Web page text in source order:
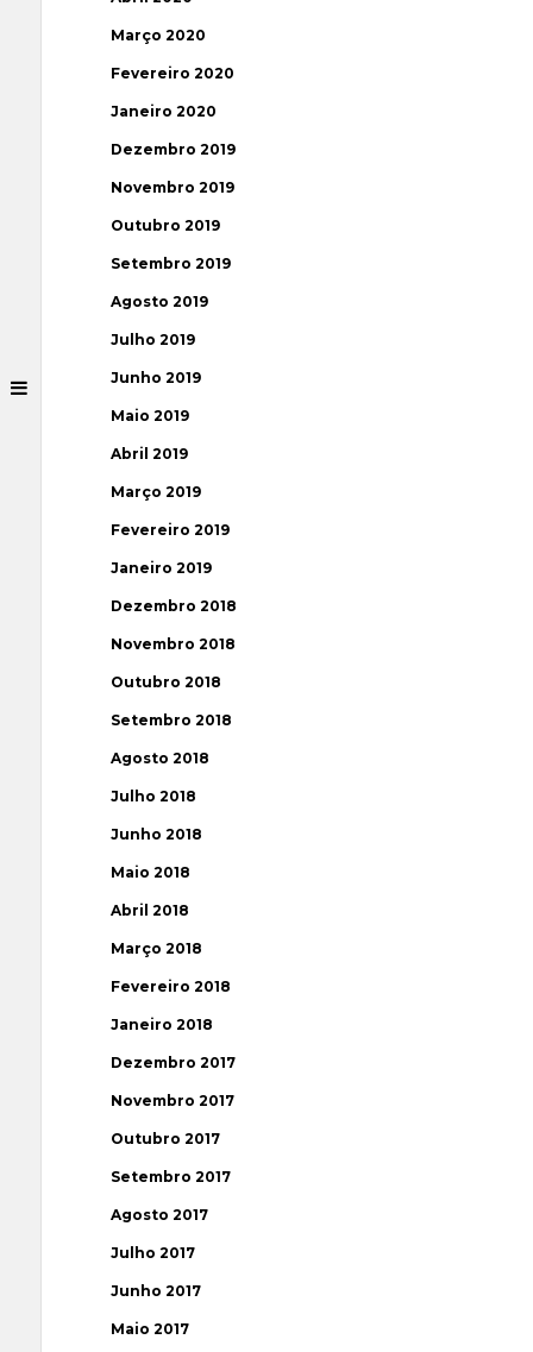
Março 2020
Fevereiro 2020
Janeiro 2020
Dezembro 2019
Novembro 2019
Outubro 2019
Setembro 2019
Agosto 2019
Julho 2019
Junho 2019
Maio 2019
Abril 2019
Março 2019
Fevereiro 2019
Janeiro 2019
Dezembro 2018
Novembro 2018
Outubro 2018
Setembro 2018
Agosto 2018
Julho 2018
Junho 2018
Maio 2018
Abril 2018
Março 2018
Fevereiro 2018
Janeiro 2018
Dezembro 2017
Novembro 2017
Outubro 2017
Setembro 2017
Agosto 2017
Julho 2017
Junho 2017
Maio 2017